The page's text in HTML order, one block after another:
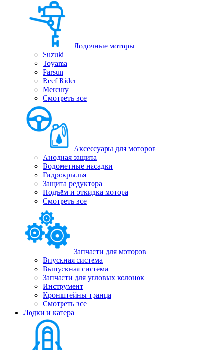
Лодочные моторы
Suzuki
Toyama
Parsun
Reef Rider
Mercury
Смотреть все
Аксессуары для моторов
Анодная защита
Водометные насадки
Гидрокрылья
Защита редуктора
Подъём и откидка мотора
Смотреть все
Запчасти для моторов
Впускная система
Выпускная система
Запчасти для угловых колонок
Инструмент
Кронштейны транца
Смотреть все
Лодки и катера